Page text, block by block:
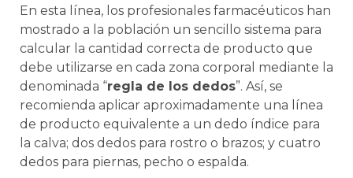
En esta línea, los profesionales farmacéuticos han
mostrado a la población un sencillo sistema para
calcular la cantidad correcta de producto que
debe utilizarse en cada zona corporal mediante la
denominada “regla de los dedos”. Así, se
recomienda aplicar aproximadamente una línea
de producto equivalente a un dedo índice para
la calva; dos dedos para rostro o brazos; y cuatro
dedos para piernas, pecho o espalda.